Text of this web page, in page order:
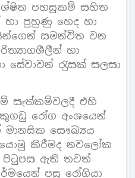
පහසුකම් සහිත
හා පුහුණු හෙද හා
සමන්විත වන
හා
සේවාවන් රැුසක් සලසා
සැත්කම්වලදී එහි
රෝග අංශයෙන්
මානසික සෞඛ්‍යය
යොමු කිරීමද නවලෝක
පිටුපස ඇති තවත්
පසු රෝගියා